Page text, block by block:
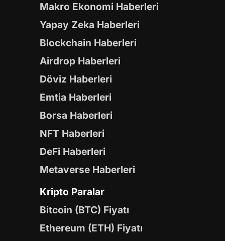
Makro Ekonomi Haberleri
Yapay Zeka Haberleri
Blockchain Haberleri
Airdrop Haberleri
Döviz Haberleri
Emtia Haberleri
Borsa Haberleri
NFT Haberleri
DeFi Haberleri
Metaverse Haberleri
Kripto Paralar
Bitcoin (BTC) Fiyatı
Ethereum (ETH) Fiyatı